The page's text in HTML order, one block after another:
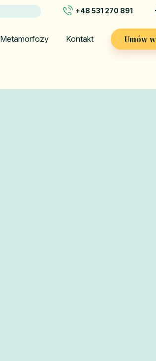
+48 531 270 891
Metamorfozy Kontakt Umów